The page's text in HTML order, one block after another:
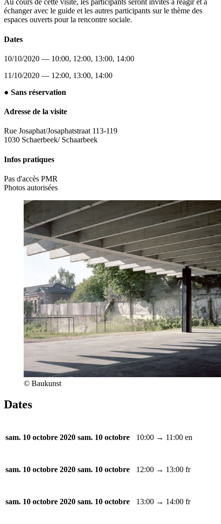
Au cours de cette visite, les participants seront invités à réagir et à
échanger avec le guide et les autres participants sur le thème des
espaces ouverts pour la rencontre sociale.
Dates
10/10/2020 — 10:00, 12:00, 13:00, 14:00
11/10/2020 — 12:00, 13:00, 14:00
● Sans réservation
Adresse de la visite
Rue Josaphat/Josaphatstraat 113-119
1030 Schaerbeek/ Schaarbeek
Infos pratiques
Pas d'accès PMR
Photos autorisées
© Baukunst
Dates
sam. 10 octobre 2020 sam. 10 octobre 10:00 → 11:00 en
sam. 10 octobre 2020 sam. 10 octobre 12:00 → 13:00 fr
sam. 10 octobre 2020 sam. 10 octobre 13:00 → 14:00 fr